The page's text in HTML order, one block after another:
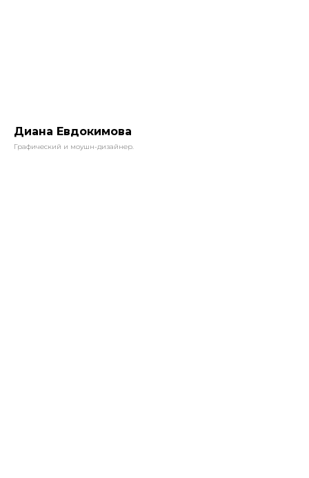
Диана Евдокимова
Графический и моушн-дизайнер.